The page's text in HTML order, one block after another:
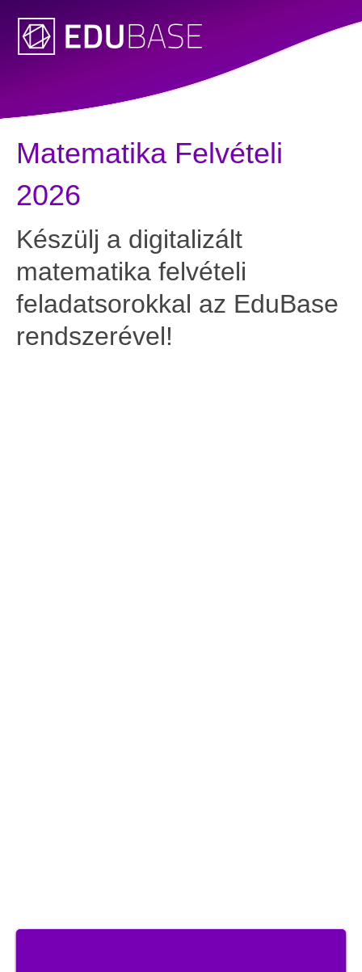
Matematika Felvételi
2026
Készülj a digitalizált
matematika felvételi
feladatsorokkal az EduBase
rendszerével!